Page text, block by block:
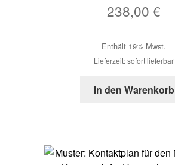
238,00 €
Enthält 19% Mwst.
Lieferzeit: sofort lieferbar
In den Warenkorb